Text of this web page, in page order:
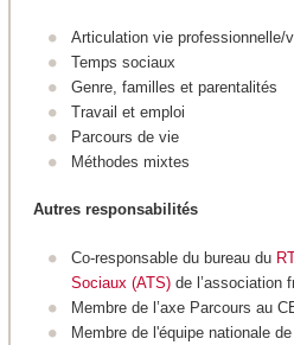
Articulation vie professionnelle/
Temps sociaux
Genre, familles et parentalités
Travail et emploi
Parcours de vie
Méthodes mixtes
Autres responsabilités
Co-responsable du bureau du
Sociaux (ATS) de l’association
Membre de l’axe Parcours au
Membre de l'équipe nationale